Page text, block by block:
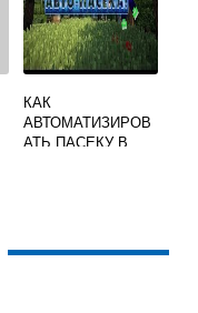
КАК
АВТОМАТИЗИРОВ
АТЬ ПАСЕКУ В